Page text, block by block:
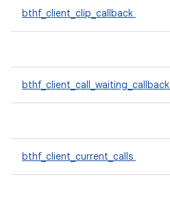
bthf_client_clip_callback
bthf_client_call_waiting_callback
bthf_client_current_calls